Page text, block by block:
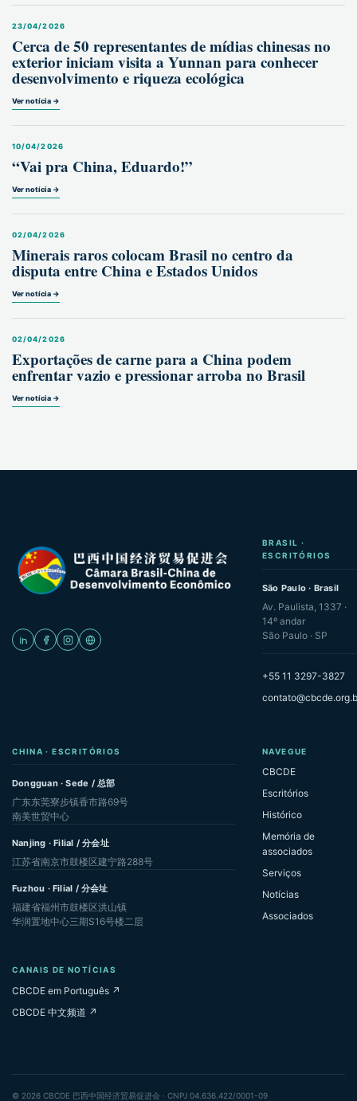
23/04/2026
Cerca de 50 representantes de mídias chinesas no
exterior iniciam visita a Yunnan para conhecer
desenvolvimento e riqueza ecológica
Ver notícia →
10/04/2026
“Vai pra China, Eduardo!”
Ver notícia →
02/04/2026
Minerais raros colocam Brasil no centro da
disputa entre China e Estados Unidos
Ver notícia →
02/04/2026
Exportações de carne para a China podem
enfrentar vazio e pressionar arroba no Brasil
Ver notícia →
BRASIL ·
ESCRITÓRIOS
São Paulo · Brasil
Av. Paulista, 1337 ·
14º andar
São Paulo · SP
+55 11 3297-3827
CHINA · ESCRITÓRIOS
Dongguan · Sede / 总部
广东东莞寮步镇香市路69号
南美世贸中心
Nanjing · Filial / 分会址
江苏省南京市鼓楼区建宁路288号
Fuzhou · Filial / 分会址
福建省福州市鼓楼区洪山镇
华润置地中心三期S16号楼二层
NAVEGUE
CBCDE
Escritórios
Histórico
Memória de
associados
Serviços
Notícias
Associados
CANAIS DE NOTÍCIAS
CBCDE em Português ↗
CBCDE 中文频道 ↗
© 2026 CBCDE 巴西中国经济贸易促进会 · CNPJ 04.636.422/0001-09